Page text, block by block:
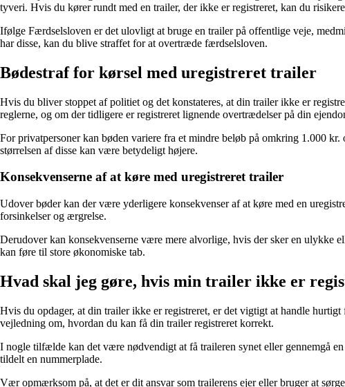
tyveri. Hvis du kører rundt med en trailer, der ikke er registreret, kan du
Ifølge Færdselsloven er det ulovligt at bruge en trailer på offentlige veje,
har disse, kan du blive straffet for at overtræde færdselsloven.
Bødestraf for kørsel med uregistreret trailer
Hvis du bliver stoppet af politiet og det konstateres, at din trailer ikke er
reglerne, og om der tidligere er registreret lignende overtrædelser på din
For privatpersoner kan bøden variere fra et mindre beløb på omkring 1.000
størrelsen af disse kan være betydeligt højere.
Konsekvenserne af at køre med uregistreret trailer
Udover bøder kan der være yderligere konsekvenser af at køre med en
forsinkelser og ærgrelse.
Derudover kan konsekvenserne være mere alvorlige, hvis der sker en ulykke
kan føre til store økonomiske tab.
Hvad skal jeg gøre, hvis min trailer ikke er
Hvis du opdager, at din trailer ikke er registreret, er det vigtigt at handle
vejledning om, hvordan du kan få din trailer registreret korrekt.
I nogle tilfælde kan det være nødvendigt at få traileren synet eller gennemgå
tildelt en nummerplade.
Vær opmærksom på, at det er dit ansvar som trailerens ejer eller bruger at